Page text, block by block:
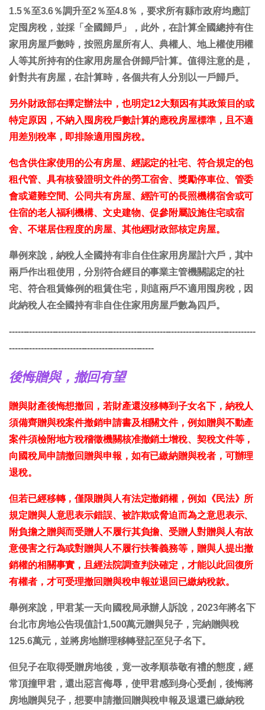
1.5％至3.6％調升至2％至4.8％，要求所有縣市政府均應訂
定囤房稅，並採「全國歸戶」，此外，在計算全國總持有住
家用房屋戶數時，按照房屋所有人、典權人、地上權使用權
人等其所持有的住家用房屋合併歸戶計算。值得注意的是，
針對共有房屋，在計算時，各個共有人分別以一戶歸戶。
另外財政部在擇定辦法中，也明定12大類因有其政策目的或
特定原因，不納入囤房稅戶數計算的應稅房屋標準，且不適
用差別稅率，即排除適用囤房稅。
包含供住家使用的公有房屋、經認定的社宅、符合規定的包
租代管、具有核發證明文件的勞工宿舍、獎勵停車位、管委
會或避難空間、公同共有房屋、經許可的長照機構宿舍或可
住宿的老人福利機構、文史建物、促參附屬設施住宅或宿
舍、不堪居住程度的房屋、其他經財政部核定房屋。
舉例來說，納稅人全國持有非自住住家用房屋計六戶，其中
兩戶作出租使用，分別符合經目的事業主管機關認定的社
宅、符合租賃條例的租賃住宅，則這兩戶不適用囤房稅，因
此納稅人在全國持有非自住住家用房屋戶數為四戶。
-------------------------------------------------------------------------------------
--------------------------------------------------
後悔贈與，撤回有望
贈與財產後悔想撤回，若財產還沒移轉到子女名下，納稅人
須備齊贈與稅案件撤銷申請書及相關文件，例如贈與不動產
案件須檢附地方稅稽徵機關核准撤銷土增稅、契稅文件等，
向國稅局申請撤回贈與申報，如有已繳納贈與稅者，可辦理
退稅。
但若已經移轉，僅限贈與人有法定撤銷權，例如《民法》所
規定贈與人意思表示錯誤、被詐欺或脅迫而為之意思表示、
附負擔之贈與而受贈人不履行其負擔、受贈人對贈與人有故
意侵害之行為或對贈與人不履行扶養義務等，贈與人提出撤
銷權的相關事實，且經法院調查判決確定，才能以此回復所
有權者，才可受理撤回贈與稅申報並退回已繳納稅款。
舉例來說，甲君某一天向國稅局承辦人訴說，2023年將名下
台北市房地公告現值計1,500萬元贈與兒子，完納贈與稅
125.6萬元，並將房地辦理移轉登記至兒子名下。
但兒子在取得受贈房地後，竟一改孝順恭敬有禮的態度，經
常頂撞甲君，還出惡言侮辱，使甲君感到身心受創，後悔將
房地贈與兒子，想要申請撤回贈與稅申報及退還已繳納稅